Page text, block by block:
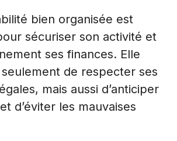
bien organisée est
sécuriser son activité et
ses finances. Elle
de respecter ses
mais aussi d’anticiper
d’éviter les mauvaises